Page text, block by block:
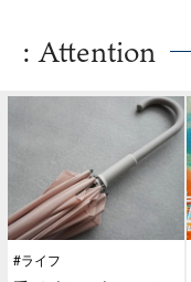
: Attention
#ライフ